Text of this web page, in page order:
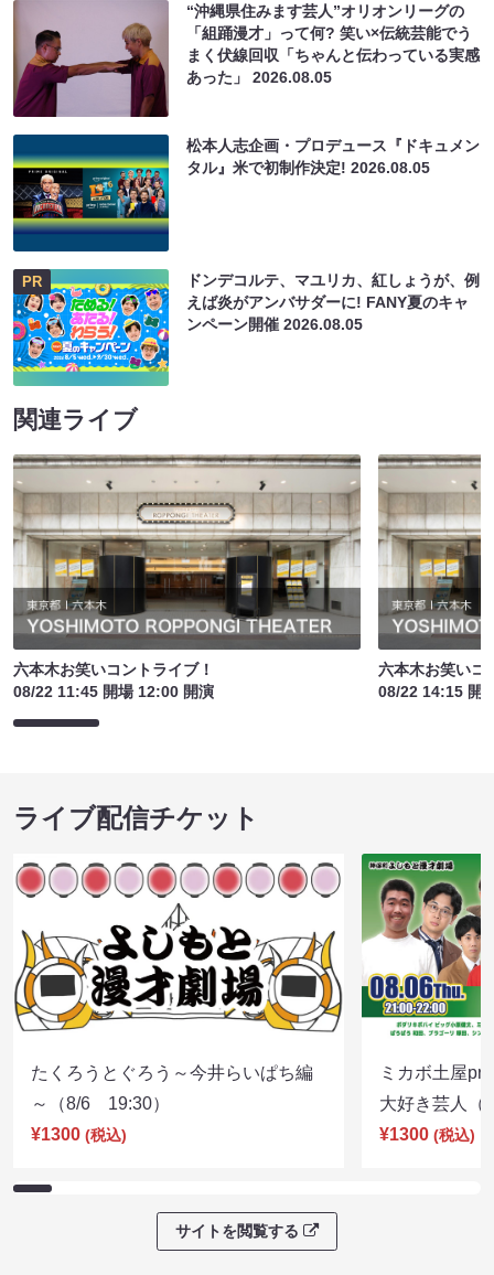
“沖縄県住みます芸人”オリオンリーグの
「組踊漫才」って何? 笑い×伝統芸能でう
まく伏線回収「ちゃんと伝わっている実感
あった」2026.08.05
松本人志企画・プロデュース『ドキュメン
タル』米で初制作決定!2026.08.05
PR
ドンデコルテ、マユリカ、紅しょうが、例
えば炎がアンバサダーに! FANY夏のキャ
ンペーン開催2026.08.05
関連ライブ
六本木お笑いコントライブ！
08/22 11:45 開場 12:00 開演
六本木お笑いコ
08/22 14:15 開
ライブ配信チケット
たくろうとぐろう～今井らいぱち編
～（8/6 19:30）
¥1300 (税込)
ミカボ土屋
大好き芸人
¥1300 (税込)
サイトを閲覧する